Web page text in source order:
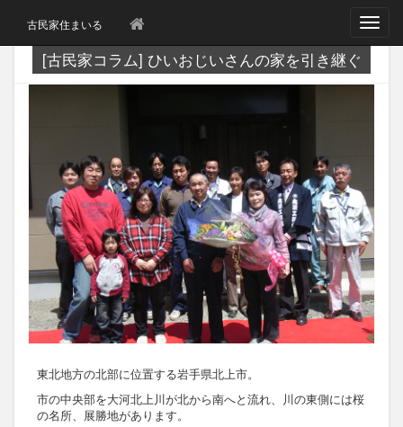
古民家住まいる
T
g
l
t
i
n
[古民家コラム] ひいおじいさんの家を引き継ぐ
東北地方の北部に位置する岩手県北上市。
市の中央部を大河北上川が北から南へと流れ、川の東側には桜
の名所、展勝地があります。